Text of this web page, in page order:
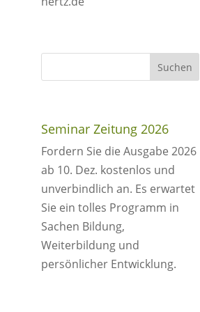
Seminar Zeitung 2026
Fordern Sie die Ausgabe 2026
ab 10. Dez. kostenlos und
unverbindlich an. Es erwartet
Sie ein tolles Programm in
Sachen Bildung,
Weiterbildung und
persönlicher Entwicklung.